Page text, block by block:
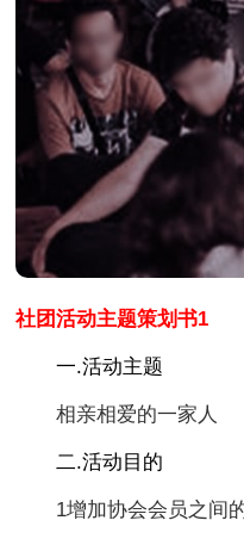
社团活动主题策划书1
一.活动主题
相亲相爱的一家人
二.活动目的
1增加协会会员之间的